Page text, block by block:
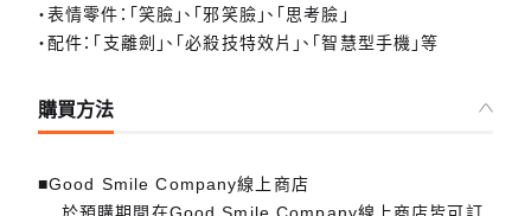
・表情零件：「笑臉」、「邪笑臉」、「思考臉」
・配件：「支離劍」、「必殺技特效片」、「智慧型手機」等
購買方法
■Good Smile Company線上商店
於預購期間在Good Smile Company線上商店皆可訂